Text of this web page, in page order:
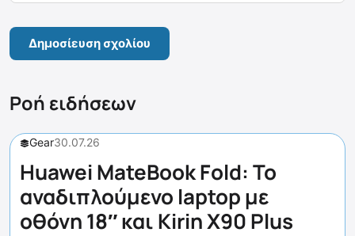
Ροή ειδήσεων
Gear30.07.26
Huawei MateBook Fold: Το
αναδιπλούμενο laptop με
οθόνη 18″ και Kirin X90 Plus